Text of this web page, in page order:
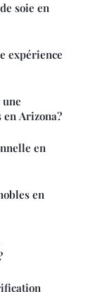
soie en
expérience
en Arizona?
en
en